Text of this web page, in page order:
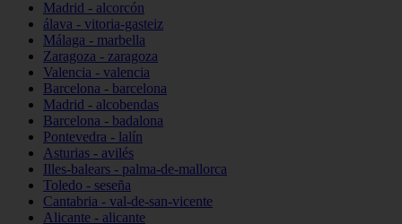
Madrid - alcorcón
álava - vitoria-gasteiz
Málaga - marbella
Zaragoza - zaragoza
Valencia - valencia
Barcelona - barcelona
Madrid - alcobendas
Barcelona - badalona
Pontevedra - lalín
Asturias - avilés
Illes-balears - palma-de-mallorca
Toledo - seseña
Cantabria - val-de-san-vicente
Alicante - alicante